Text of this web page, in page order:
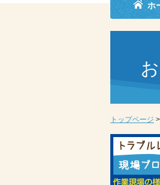
ホ
トップページ >